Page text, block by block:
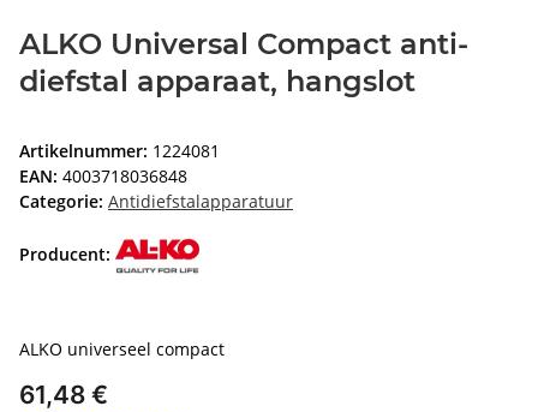
ALKO Universal Compact anti-
diefstal apparaat, hangslot
Artikelnummer: 1224081
EAN: 4003718036848
Categorie: Antidiefstalapparatuur
Producent:
ALKO universeel compact
61,48 €